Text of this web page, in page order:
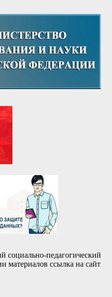
педагогический
материалов ссылка на сайт